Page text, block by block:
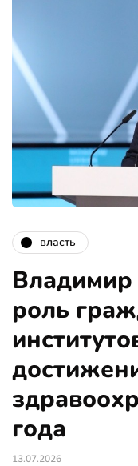
власть
Владимир
роль
года
13.07.2026